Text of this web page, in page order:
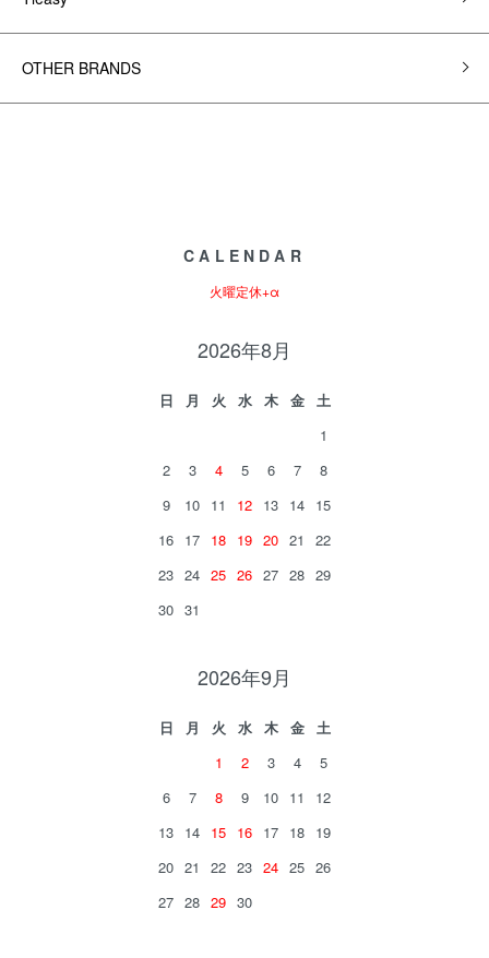
OTHER BRANDS
CALENDAR
火曜定休+α
2026年8月
日 月 火 水 木 金
土
1
2
3 4 5 6 7
8
9
10 11 12 13 14 15
16 17 18 19 20 21
22
23 24 25 26 27 28 29
30 31
2026年9月
日 月 火 水 木 金
土
1
2 3 4
5
6
7 8 9 10 11
12
13 14 15 16 17 18 19
20 21 22 23 24 25 26
27 28 29 30